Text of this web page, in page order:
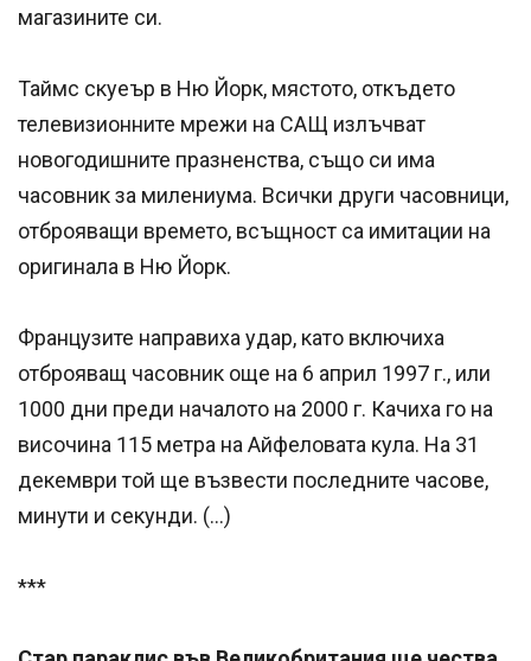
магазините си.
Таймс скуеър в Ню Йорк, мястото, откъдето
телевизионните мрежи на САЩ излъчват
новогодишните празненства, също си има
часовник за милениума. Всички други часовници,
отброяващи времето, всъщност са имитации на
оригинала в Ню Йорк.
Французите направиха удар, като включиха
отброяващ часовник още на 6 април 1997 г., или
1000 дни преди началото на 2000 г. Качиха го на
височина 115 метра на Айфеловата кула. На 31
декември той ще възвести последните часове,
минути и секунди. (…)
***